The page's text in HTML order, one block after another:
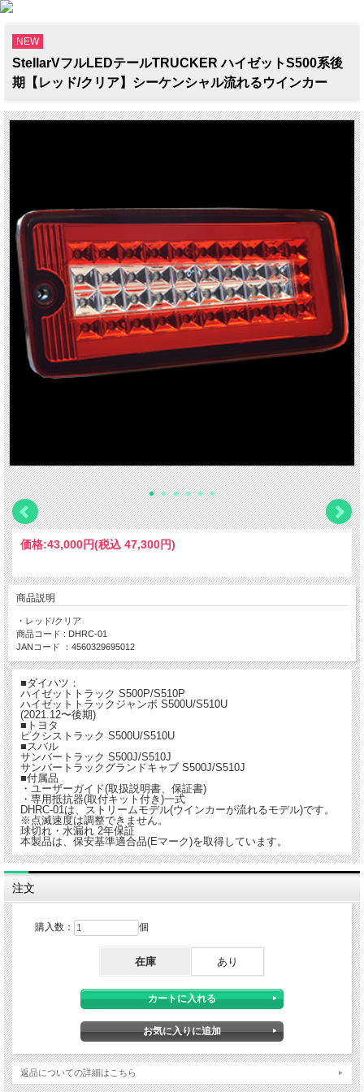
NEW
StellarVフルLEDテールTRUCKER ハイゼットS500系後
期【レッド/クリア】シーケンシャル流れるウインカー
価格:43,000円(税込 47,300円)
商品説明
・レッド/クリア
商品コード : DHRC-01
JANコード ：4560329695012
■ダイハツ：
ハイゼットトラック S500P/S510P
ハイゼットトラックジャンボ S500U/S510U
(2021.12〜後期)
■トヨタ
ピクシストラック S500U/S510U
■スバル
サンバートラック S500J/S510J
サンバートラックグランドキャブ S500J/S510J
■付属品
・ユーザーガイド(取扱説明書、保証書)
・専用抵抗器(取付キット付き)一式
DHRC-01は、ストリームモデル(ウインカーが流れるモデル)です。
※点滅速度は調整できません。
球切れ・水漏れ 2年保証
本製品は、保安基準適合品(Eマーク)を取得しています。
注文
購入数： 個
在庫 あり
返品についての詳細はこちら